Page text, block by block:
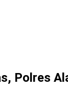
Polres